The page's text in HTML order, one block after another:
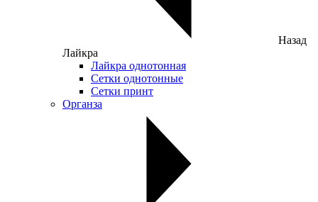
Назад
Лайкра
Лайкра однотонная
Сетки однотонные
Сетки принт
Органза